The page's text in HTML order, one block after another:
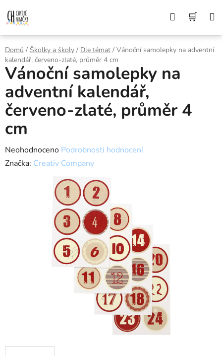
na
obsah
Z DŮVODU DOVOLENÉ BUDEME VAŠE
OBJEDNÁVKY ODESÍLAT AŽ 10. 8. DĚKUJEME
ZA POCHOPENÍ A PŘEJEME KRÁSNÉ LÉTO🌞
Hledat
Domů / Školky a školy / Dle témat / Vánoční samolepky na adventní
kalendář, červeno-zlaté, průměr 4 cm
Vánoční samolepky na
adventní kalendář,
červeno-zlaté, průměr 4
cm
Průměrné
hodnocení
Neohodnoceno Podrobnosti hodnocení
Značka: Creativ Company